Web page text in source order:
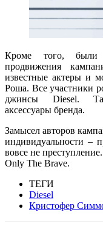
Кроме того, были
продвижения
известные актеры и
Роша. Все участники
джинсы Diesel.
аксессуары бренда.
Замысел авторов
индивидуальности –
вовсе не
Only The Brave.
ТЕГИ
Diesel
Кристофер